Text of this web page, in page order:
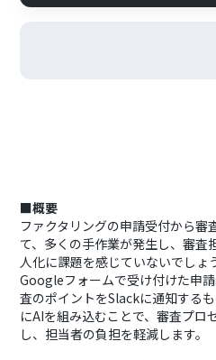
■概要
ファクタリングの申請受付から審
て、多くの手作業が発生し、審査
人化に課題を感じていないでしょ
Googleフォームで受け付けた申
査のポイントをSlackに通知する
にAIを組み込むことで、審査プロ
し、担当者の負担を軽減します。